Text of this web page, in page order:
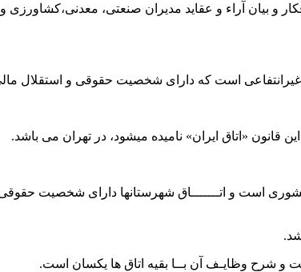
بیان آراء و عقاید مدیران صنعتی، معدنی،کشاورزی و
غیرانتفاعی است که دارای شخصیت حقوقی و استقلال
قانون «اتاق ایران» نامیده میشود، در تهران می باشد.
است و اتـــــــاق شهرستانها دارای شخصیت